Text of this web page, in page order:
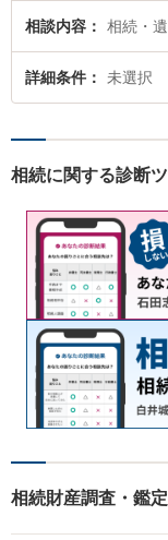
相談内容 相続・
詳細条件 未選択
相続に関する診断
相続財産調査・鑑